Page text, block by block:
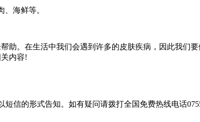
海鲜等。
。在生活中我们会遇到许多的皮肤疾病，因此我们
内容!
短信的形式告知。如有疑问请拨打全国免费热线电话